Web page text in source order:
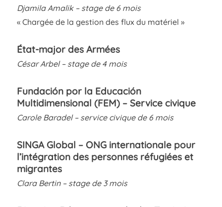
Djamila Amalik – stage de 6 mois
« Chargée de la gestion des flux du matériel »
État-major des Armées
César Arbel – stage de 4 mois
Fundación por la Educación
Multidimensional (FEM)– Service civique
Carole Baradel – service civique de 6 mois
SINGA Global – ONG internationale pour
l’intégration des personnes réfugiées et
migrantes
Clara Bertin – stage de 3 mois